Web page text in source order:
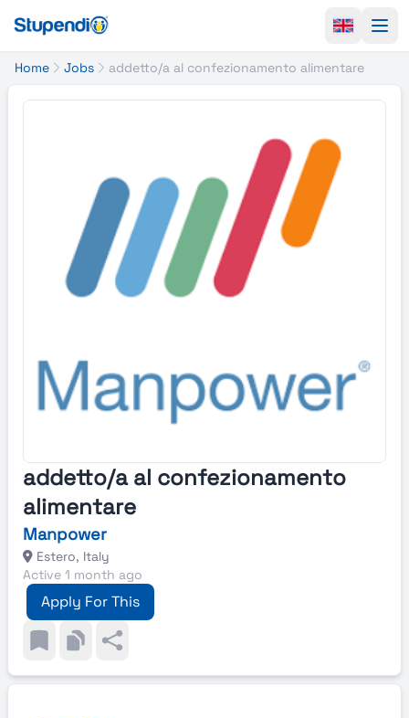
Home Jobs addetto/a al confezionamento alimentare
addetto/a al confezionamento
alimentare
Manpower
Estero, Italy
Active 1 month ago
Apply For This